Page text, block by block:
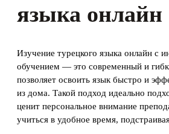
языка онлайн
Изучение турецкого языка онлайн с
обучением — это современный и
позволяет освоить язык быстро и
из дома. Такой подход идеально
ценит персональное внимание
учиться в удобное время,